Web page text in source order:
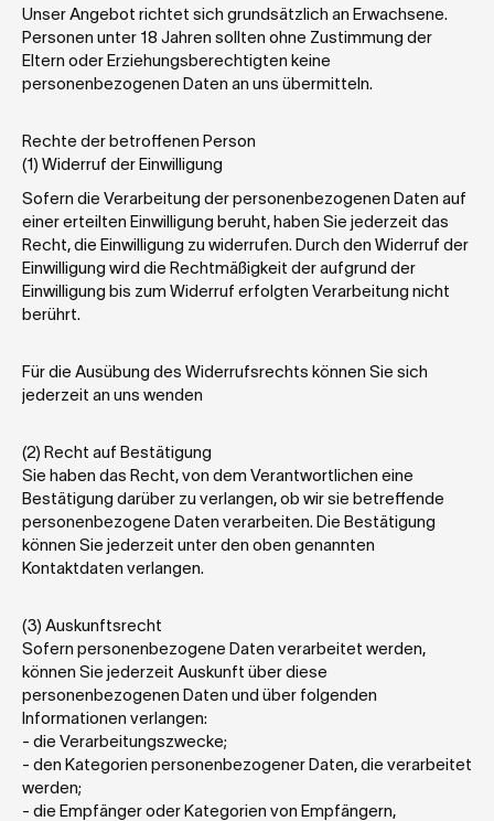
Unser Angebot richtet sich grundsätzlich an Erwachsene.
Personen unter 18 Jahren sollten ohne Zustimmung der
Eltern oder Erziehungsberechtigten keine
personenbezogenen Daten an uns übermitteln.
Rechte der betroffenen Person
(1) Widerruf der Einwilligung
Sofern die Verarbeitung der personenbezogenen Daten auf
einer erteilten Einwilligung beruht, haben Sie jederzeit das
Recht, die Einwilligung zu widerrufen. Durch den Widerruf der
Einwilligung wird die Rechtmäßigkeit der aufgrund der
Einwilligung bis zum Widerruf erfolgten Verarbeitung nicht
berührt.
Für die Ausübung des Widerrufsrechts können Sie sich
jederzeit an uns wenden
(2) Recht auf Bestätigung
Sie haben das Recht, von dem Verantwortlichen eine
Bestätigung darüber zu verlangen, ob wir sie betreffende
personenbezogene Daten verarbeiten. Die Bestätigung
können Sie jederzeit unter den oben genannten
Kontaktdaten verlangen.
(3) Auskunftsrecht
Sofern personenbezogene Daten verarbeitet werden,
können Sie jederzeit Auskunft über diese
personenbezogenen Daten und über folgenden
Informationen verlangen:
- die Verarbeitungszwecke;
- den Kategorien personenbezogener Daten, die verarbeitet
werden;
- die Empfänger oder Kategorien von Empfängern,